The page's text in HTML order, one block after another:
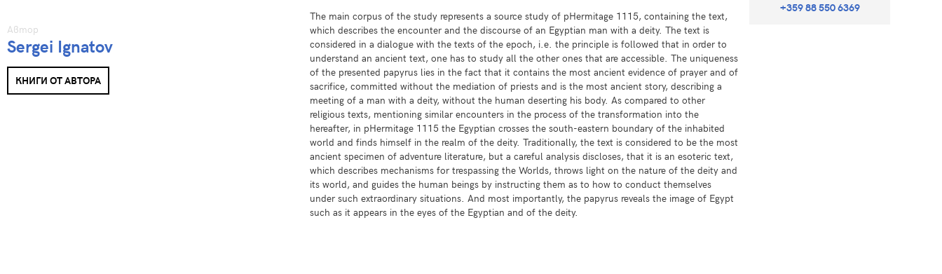
Автор
Sergei Ignatov
КНИГИ ОТ АВТОРА
The main corpus of the study represents a source study of pHermitage 1115, containing the text,
which describes the encounter and the discourse of an Egyptian man with a deity. The text is
considered in a dialogue with the texts of the epoch, i.e. the principle is followed that in order to
understand an ancient text, one has to study all the other ones that are accessible. The uniqueness
of the presented papyrus lies in the fact that it contains the most ancient evidence of prayer and of
sacrifice, committed without the mediation of priests and is the most ancient story, describing a
meeting of a man with a deity, without the human deserting his body. As compared to other
religious texts, mentioning similar encounters in the process of the transformation into the
hereafter, in pHermitage 1115 the Egyptian crosses the south-eastern boundary of the inhabited
world and finds himself in the realm of the deity. Traditionally, the text is considered to be the most
ancient specimen of adventure literature, but a careful analysis discloses, that it is an esoteric text,
which describes mechanisms for trespassing the Worlds, throws light on the nature of the deity and
its world, and guides the human beings by instructing them as to how to conduct themselves
under such extraordinary situations. And most importantly, the papyrus reveals the image of Egypt
such as it appears in the eyes of the Egyptian and of the deity.
+359 88 550 6369